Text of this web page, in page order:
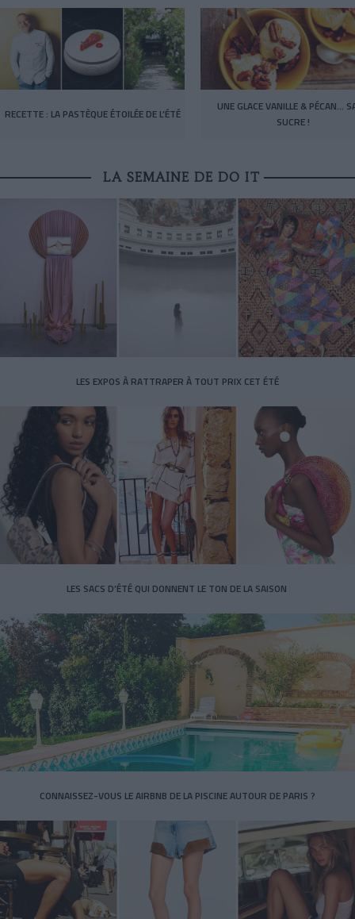
RECETTE : LA PASTÈQUE ÉTOILÉE DE L’ÉTÉ
UNE GLACE VANILLE & PÉCAN…
SUCRE !
LA SEMAINE DE DO IT
LES EXPOS À RATTRAPER À TOUT PRIX CET ÉTÉ
LES SACS D’ÉTÉ QUI DONNENT LE TON DE LA SAISON
CONNAISSEZ-VOUS LE AIRBNB DE LA PISCINE AUTOUR DE PARIS ?